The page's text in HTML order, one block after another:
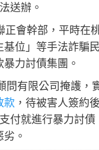
送辦。
會幹部，平時在
位」等手法詐騙
力討債集團。
有限公司掩護，
款 ，待被害人簽約
付就進行暴力討
。